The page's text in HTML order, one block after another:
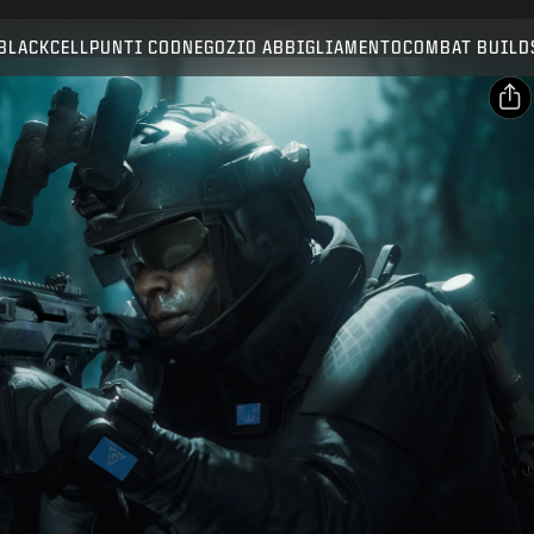
BLACKCELL PUNTI COD NEGOZIO ABBIGLIAMENTO COMBAT
INVIA
CONFERMA ACQUISTO
ANNULLA
Activision può aggiornare, sostituire o rimuovere
questi contenuti di gioco in qualsiasi momento.
CONDIVIDI
Facebook
X
Copia link